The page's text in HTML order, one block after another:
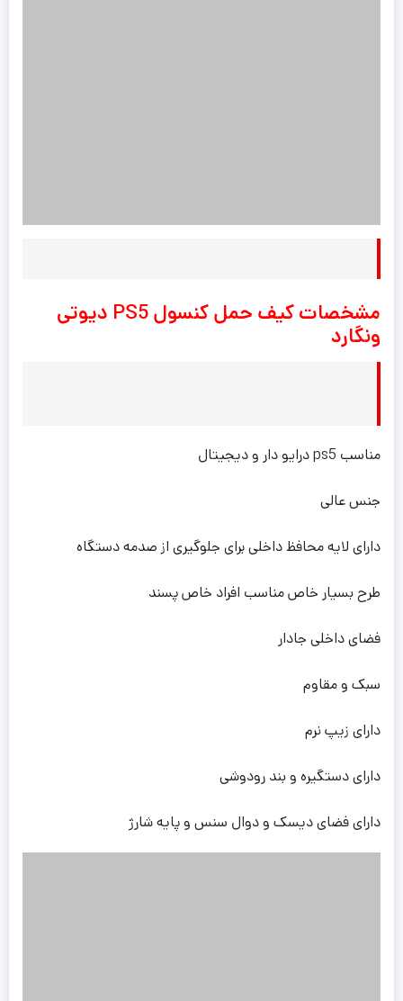
مشخصات کیف حمل کنسول PS5 دیوتی
ونگارد
مناسب ps5 درایو دار و دیجیتال
جنس عالی
دارای لایه محافظ داخلی برای جلوگیری از صدمه دستگاه
طرح بسیار خاص مناسب افراد خاص پسند
فضای داخلی جادار
سبک و مقاوم
دارای زیپ نرم
دارای دستگیره و بند رودوشی
دارای فضای دیسک و دوال سنس و پایه شارژ